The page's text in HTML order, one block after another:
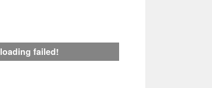
loading failed!